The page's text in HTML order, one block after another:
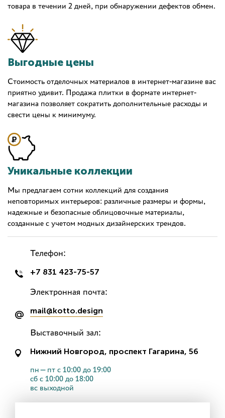
товара в течении 2 дней, при обнаружении дефектов обмен.
Выгодные цены
Стоимость отделочных материалов в интернет-магазине вас
приятно удивит. Продажа плитки в формате интернет-
магазина позволяет сократить дополнительные расходы и
свести цены к минимуму.
Уникальные коллекции
Мы предлагаем сотни коллекций для создания
неповторимых интерьеров: различные размеры и формы,
надежные и безопасные облицовочные материалы,
созданные с учетом модных дизайнерских трендов.
Телефон:
+7 831 423-75-57
Электронная почта:
mail@kotto.design
Выставочный зал:
Нижний Новгород, проспект Гагарина, 56
пн—пт с 10:00 до 19:00
сб с 10:00 до 18:00
вс выходной